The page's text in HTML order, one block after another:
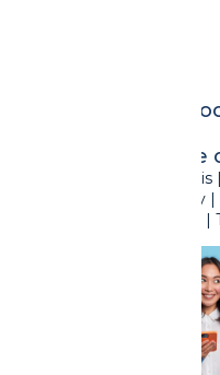
16 implantations
En format hybride
Amiens | Avignon |
Limoges | Metz | Nancy
Roubaix | Saint-Quentin |